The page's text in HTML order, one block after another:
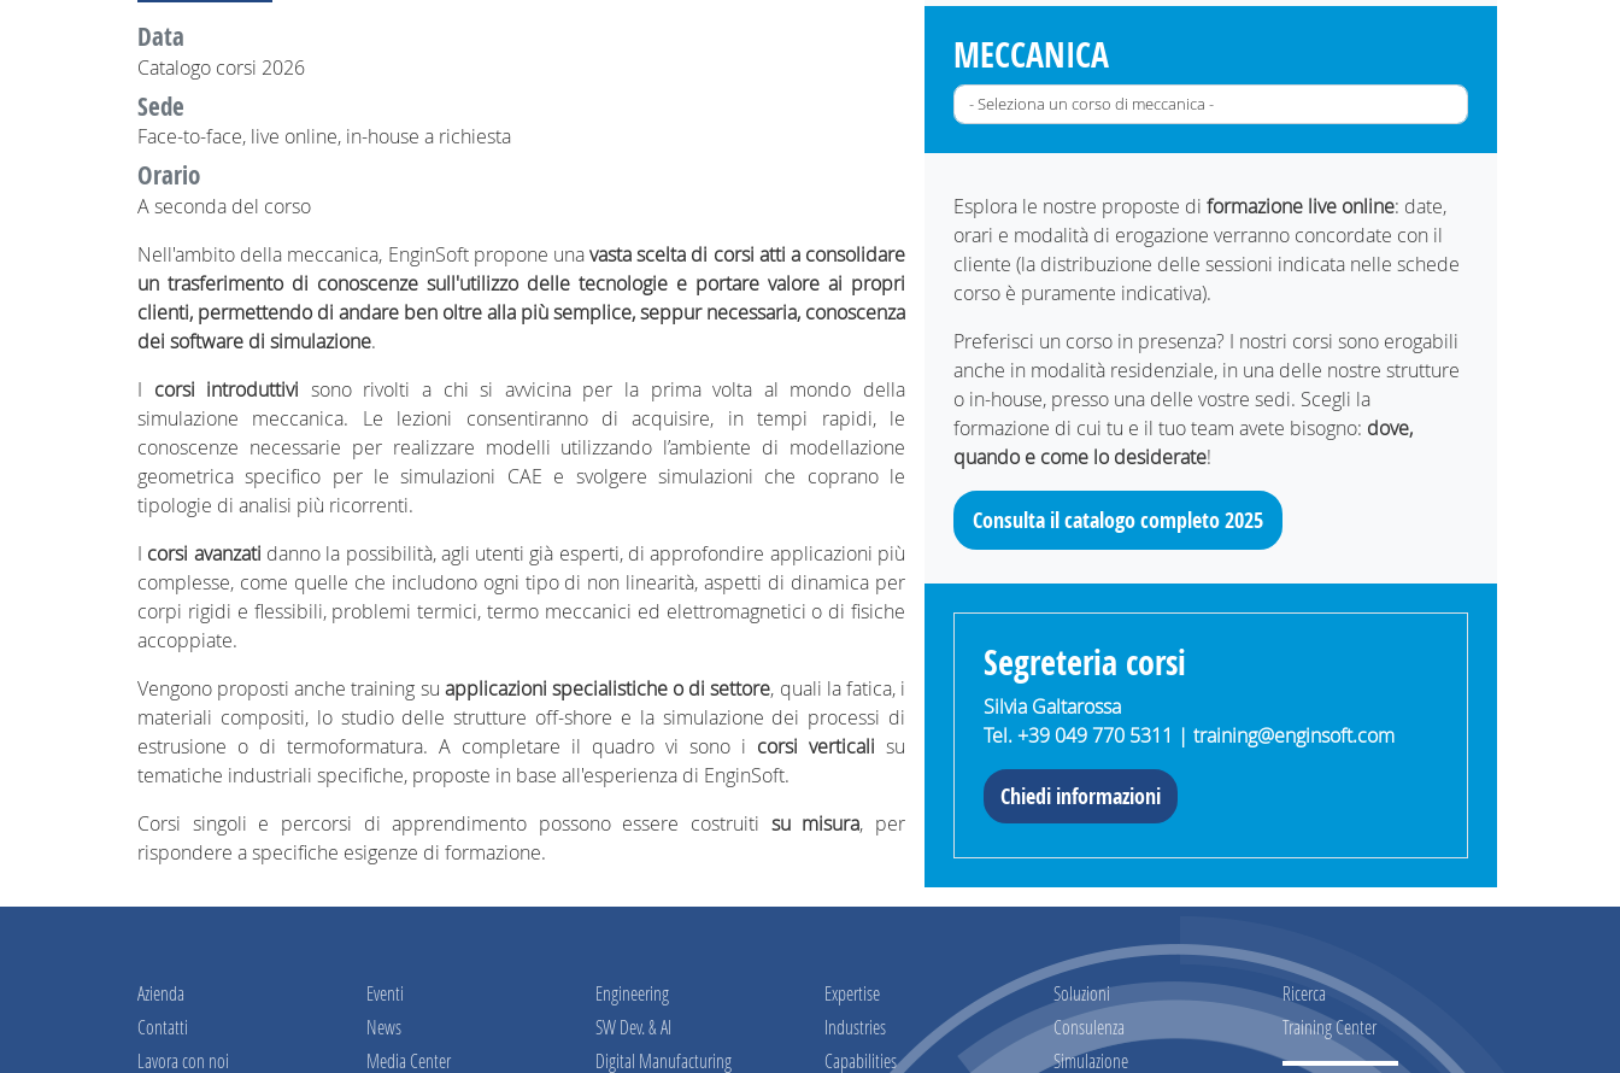
Data
Catalogo corsi 2026
Sede
Face-to-face, live online, in-house a richiesta
Orario
A seconda del corso
Nell'ambito della meccanica, EnginSoft propone unavasta scelta di corsi atti a consolidare
un trasferimento di conoscenze sull'utilizzo delle tecnologie e portare valore ai propri
clienti, permettendo di andare ben oltre alla più semplice, seppur necessaria, conoscenza
dei software di simulazione.
I corsi introduttivi sono rivolti a chi si avvicina per la prima volta al mondo della
simulazione meccanica. Le lezioni consentiranno di acquisire, in tempi rapidi, le
conoscenze necessarie per realizzare modelli utilizzando l’ambiente di modellazione
geometrica specifico per le simulazioni CAE e svolgere simulazioni che coprano le
tipologie di analisi più ricorrenti.
I corsi avanzati danno la possibilità, agli utenti già esperti, di approfondire applicazioni più
complesse, come quelle che includono ogni tipo di non linearità, aspetti di dinamica per
corpi rigidi e flessibili, problemi termici, termo meccanici ed elettromagnetici o di fisiche
accoppiate.
Vengono proposti anche training su applicazioni specialistiche o di settore, quali la fatica, i
materiali compositi, lo studio delle strutture off-shore e la simulazione dei processi di
estrusione o di termoformatura. A completare il quadro vi sono i corsi verticali su
tematiche industriali specifiche, proposte in base all'esperienza di EnginSoft.
Corsi singoli e percorsi di apprendimento possono essere costruiti su misura, per
rispondere a specifiche esigenze di formazione.
MECCANICA
Esplora le nostre proposte di formazione live online: date,
orari e modalità di erogazione verranno concordate con il
cliente (la distribuzione delle sessioni indicata nelle schede
corso è puramente indicativa).
Preferisci un corso in presenza? I nostri corsi sono erogabili
anche in modalità residenziale, in una delle nostre strutture
o in-house, presso una delle vostre sedi. Scegli la
formazione di cui tu e il tuo team avete bisogno: dove,
quando e come lo desiderate!
Consulta il catalogo completo 2025
Segreteria corsi
Silvia Galtarossa
Tel. +39 049 770 5311 | training@enginsoft.com
Chiedi informazioni
Azienda
Contatti
Lavora con noi
Eventi
News
Media Center
Engineering
SW Dev. & AI
Digital Manufacturing
Expertise
Industries
Capabilities
Soluzioni
Consulenza
Simulazione
Ricerca
Training Center